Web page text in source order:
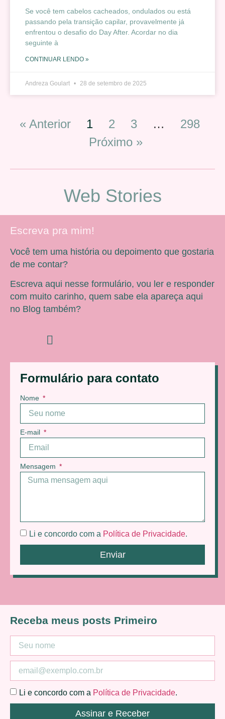
Se você tem cabelos cacheados, ondulados ou está
passando pela transição capilar, provavelmente já
enfrentou o desafio do Day After. Acordar no dia
seguinte à
CONTINUAR LENDO »
Andreza Goulart 28 de setembro de 2025
« Anterior 1 2 3 …
298
Próximo »
Web Stories
Formulário para contato
Nome
E-mail
Mensagem
Li e concordo com a Política de Privacidade.
Enviar
Escreva pra mim!
Você tem uma história ou depoimento que gostaria
de me contar?
Escreva aqui nesse formulário, vou ler e responder
com muito carinho, quem sabe ela apareça aqui
no Blog também?
Receba meus posts Primeiro
Li e concordo com a Política de Privacidade.
Assinar e Receber